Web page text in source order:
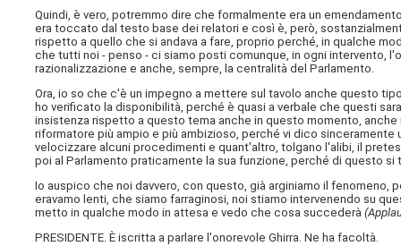
Quindi, è vero, potremmo dire che formalmente era un
era toccato dal testo base dei relatori e così è, però,
rispetto a quello che si andava a fare, proprio perché, in qualche
che tutti noi - penso - ci siamo posti comunque, in ogni
razionalizzazione e anche, sempre, la centralità del Parlamento.
Ora, io so che c'è un impegno a mettere sul tavolo anche questo
ho verificato la disponibilità, perché è quasi a verbale che questi
insistenza rispetto a questo tema anche in questo momento,
riformatore più ampio e più ambizioso, perché vi dico
velocizzare alcuni procedimenti e quant'altro, tolgano l'alibi, il
poi al Parlamento praticamente la sua funzione, perché di questo si
Io auspico che noi davvero, con questo, già arginiamo il
eravamo lenti, che siamo farraginosi, noi stiamo intervenendo su
metto in qualche modo in attesa e vedo che cosa succederà
PRESIDENTE. È iscritta a parlare l'onorevole Ghirra. Ne ha facoltà.